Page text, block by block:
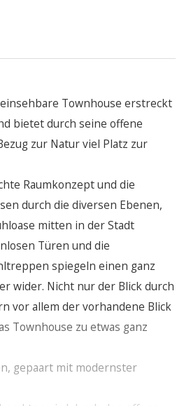
Townhouse erstreckt
bietet durch seine offene
zur Natur viel Platz zur
Raumkonzept und die
durch die diversen Ebenen,
mitten in der Stadt
Türen und die
spiegeln einen ganz
wider. Nicht nur der Blick durch
vor allem der vorhandene Blick
Townhouse zu etwas ganz
gepaart mit modernster